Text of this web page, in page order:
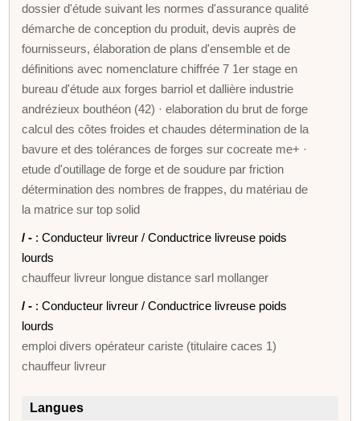
dossier d'étude suivant les normes d'assurance qualité
démarche de conception du produit, devis auprès de
fournisseurs, élaboration de plans d'ensemble et de
définitions avec nomenclature chiffrée 7 1er stage en
bureau d'étude aux forges barriol et dallière industrie
andrézieux bouthéon (42) · elaboration du brut de forge
calcul des côtes froides et chaudes détermination de la
bavure et des tolérances de forges sur cocreate me+ ·
etude d'outillage de forge et de soudure par friction
détermination des nombres de frappes, du matériau de
la matrice sur top solid
/ - : Conducteur livreur / Conductrice livreuse poids
lourds
chauffeur livreur longue distance sarl mollanger
/ - : Conducteur livreur / Conductrice livreuse poids
lourds
emploi divers opérateur cariste (titulaire caces 1)
chauffeur livreur
Langues